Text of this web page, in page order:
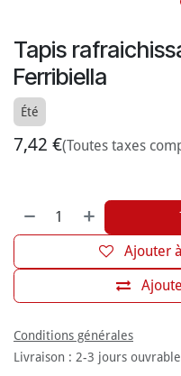
Tapis
Ferribiella
Été
7,42 €(Toutes taxes
Ajouter
Conditions générales
Livraison : 2-3 jours